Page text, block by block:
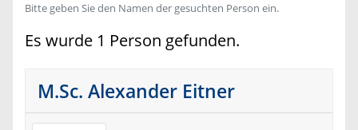
Bitte geben Sie den Namen der gesuchten Person ein.
Es wurde 1 Person gefunden.
M.Sc. Alexander Eitner